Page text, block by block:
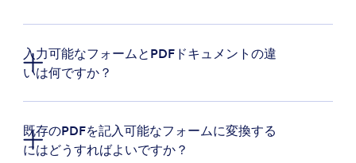
入力可能なフォームとPDFドキュメントの違
いは何ですか？
既存のPDFを記入可能なフォームに変換する
にはどうすればよいですか？